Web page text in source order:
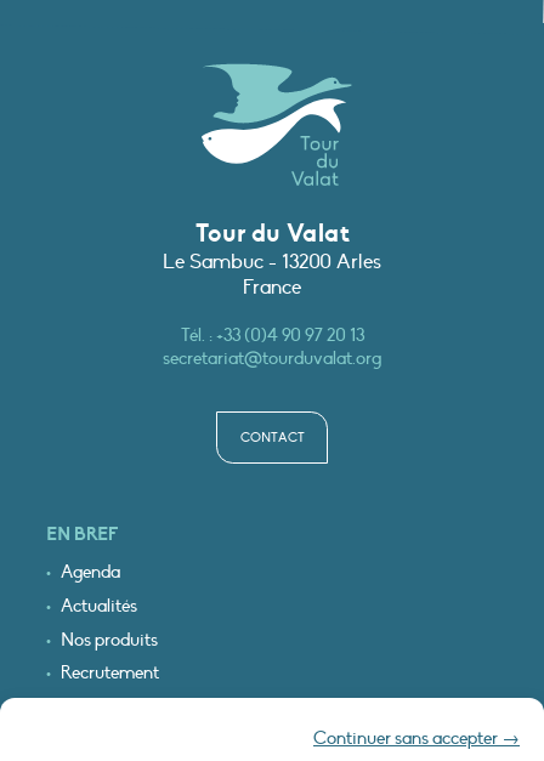
Continuer sans accepter →
Tour du Valat
Le Sambuc - 13200 Arles
France
Tél. :+33 (0)4 90 97 20 13
secretariat@tourduvalat.org
CONTACT
EN BREF
Agenda
Actualités
Nos produits
Recrutement